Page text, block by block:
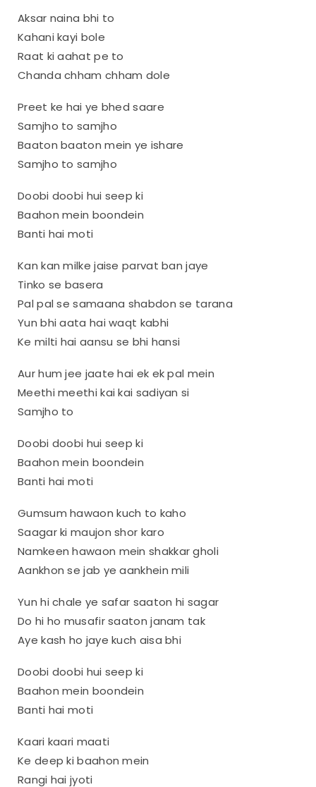
Aksar naina bhi to
Kahani kayi bole
Raat ki aahat pe to
Chanda chham chham dole
Preet ke hai ye bhed saare
Samjho to samjho
Baaton baaton mein ye ishare
Samjho to samjho
Doobi doobi hui seep ki
Baahon mein boondein
Banti hai moti
Kan kan milke jaise parvat ban jaye
Tinko se basera
Pal pal se samaana shabdon se tarana
Yun bhi aata hai waqt kabhi
Ke milti hai aansu se bhi hansi
Aur hum jee jaate hai ek ek pal mein
Meethi meethi kai kai sadiyan si
Samjho to
Doobi doobi hui seep ki
Baahon mein boondein
Banti hai moti
Gumsum hawaon kuch to kaho
Saagar ki maujon shor karo
Namkeen hawaon mein shakkar gholi
Aankhon se jab ye aankhein mili
Yun hi chale ye safar saaton hi sagar
Do hi ho musafir saaton janam tak
Aye kash ho jaye kuch aisa bhi
Doobi doobi hui seep ki
Baahon mein boondein
Banti hai moti
Kaari kaari maati
Ke deep ki baahon mein
Rangi hai jyoti